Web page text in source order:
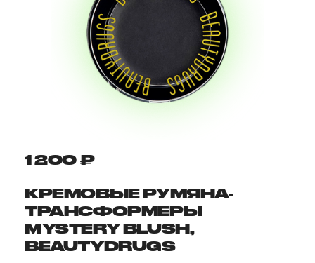
1 200 ₽
КРЕМОВЫЕ РУМЯНА-
ТРАНСФОРМЕРЫ
MYSTERY BLUSH,
BEAUTYDRUGS